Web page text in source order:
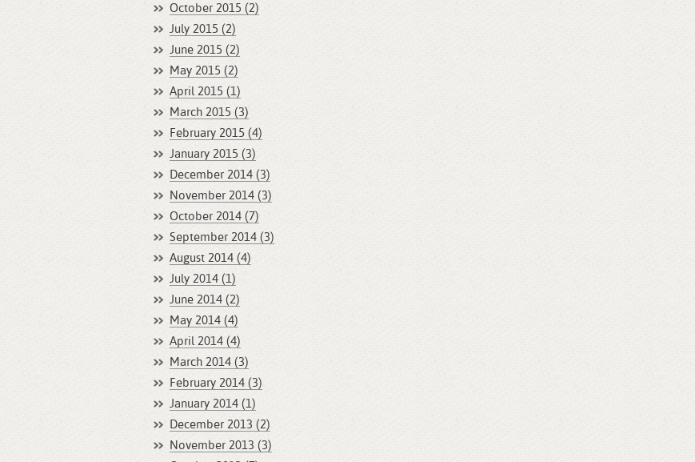
October 2015 (2)
July 2015 (2)
June 2015 (2)
May 2015 (2)
April 2015 (1)
March 2015 (3)
February 2015 (4)
January 2015 (3)
December 2014 (3)
November 2014 (3)
October 2014 (7)
September 2014 (3)
August 2014 (4)
July 2014 (1)
June 2014 (2)
May 2014 (4)
April 2014 (4)
March 2014 (3)
February 2014 (3)
January 2014 (1)
December 2013 (2)
November 2013 (3)